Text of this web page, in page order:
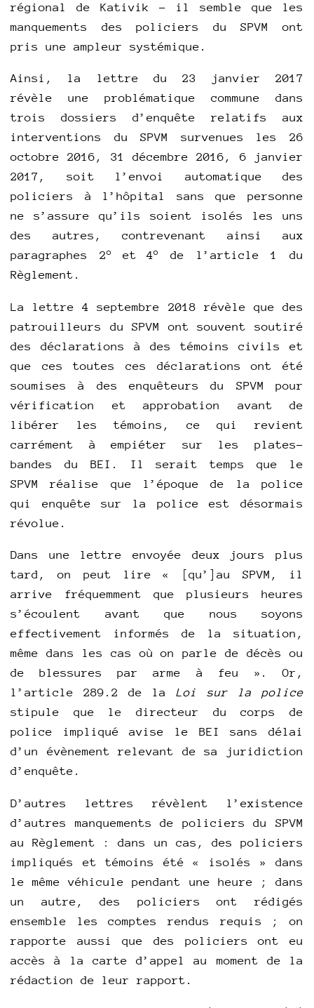
régional de Kativik – il semble que les
manquements des policiers du SPVM ont
pris une ampleur systémique.
Ainsi, la lettre du 23 janvier 2017
révèle une problématique commune dans
trois dossiers d’enquête relatifs aux
interventions du SPVM survenues les 26
octobre 2016, 31 décembre 2016, 6 janvier
2017, soit l’envoi automatique des
policiers à l’hôpital sans que personne
ne s’assure qu’ils soient isolés les uns
des autres, contrevenant ainsi aux
paragraphes 2o et 4o
de l’article 1 du
Règlement.
La lettre 4 septembre 2018 révèle que des
patrouilleurs du SPVM ont souvent soutiré
des déclarations à des témoins civils et
que ces toutes ces déclarations ont été
soumises à des enquêteurs du SPVM pour
vérification et approbation avant de
libérer les témoins, ce qui revient
carrément à empiéter sur les plates-
bandes du BEI. Il serait temps que le
SPVM réalise que l’époque de la police
qui enquête sur la police est désormais
révolue.
Dans une lettre envoyée deux jours plus
tard, on peut lire « [qu’]au SPVM, il
arrive fréquemment que plusieurs heures
s’écoulent avant que nous soyons
effectivement informés de la situation,
même dans les cas où on parle de décès ou
de blessures par arme à feu ». Or,
l’article 289.2 de la Loi sur la police
stipule que le directeur du corps de
police impliqué avise le BEI sans délai
d’un évènement relevant de sa juridiction
d’enquête.
D’autres lettres révèlent l’existence
d’autres manquements de policiers du SPVM
au Règlement : dans un cas, des policiers
impliqués et témoins été « isolés » dans
le même véhicule pendant une heure ; dans
un autre, des policiers ont rédigés
ensemble les comptes rendus requis ; on
rapporte aussi que des policiers ont eu
accès à la carte d’appel au moment de la
rédaction de leur rapport.